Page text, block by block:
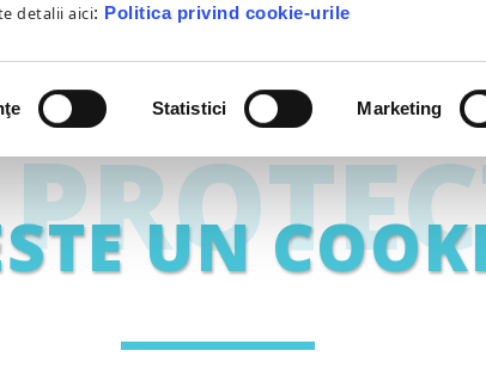
detalii aici: Politica privind cookie-urile
Statistici Marketing
UTILIZARE
URILOR
UN